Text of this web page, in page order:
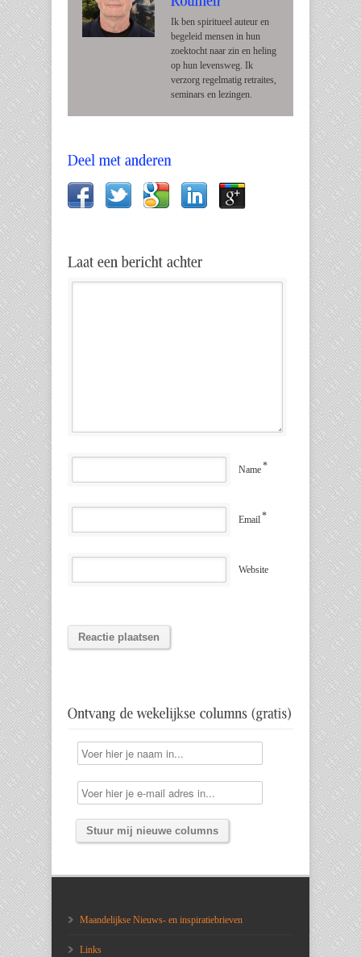
Ik ben spiritueel auteur en
begeleid mensen in hun
zoektocht naar zin en heling
op hun levensweg. Ik
verzorg regelmatig retraites,
seminars en lezingen.
Name*
Email*
Website
Maandelijkse Nieuws- en inspiratiebrieven
Links